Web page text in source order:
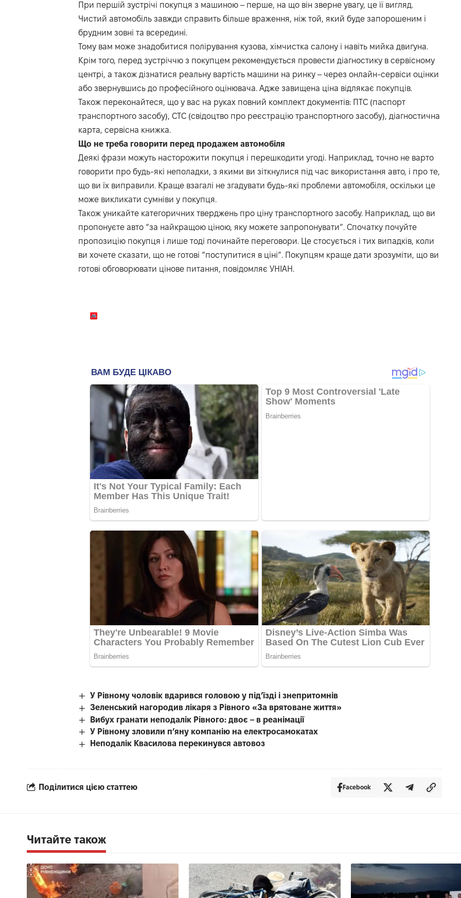
При першій зустрічі покупця з машиною – перше, на що він зверне увагу, це її вигляд.
Чистий автомобіль завжди справить більше враження, ніж той, який буде запорошеним і
брудним зовні та всередині.
Тому вам може знадобитися полірування кузова, хімчистка салону і навіть мийка двигуна.
Крім того, перед зустріччю з покупцем рекомендується провести діагностику в сервісному
центрі, а також дізнатися реальну вартість машини на ринку – через онлайн-сервіси оцінки
або звернувшись до професійного оцінювача. Адже завищена ціна відлякає покупців.
Також переконайтеся, що у вас на руках повний комплект документів: ПТС (паспорт
транспортного засобу), СТС (свідоцтво про реєстрацію транспортного засобу), діагностична
карта, сервісна книжка.
Що не треба говорити перед продажем автомобіля
Деякі фрази можуть насторожити покупця і перешкодити угоді. Наприклад, точно не варто
говорити про будь-які неполадки, з якими ви зіткнулися під час використання авто, і про те,
що ви їх виправили. Краще взагалі не згадувати будь-які проблеми автомобіля, оскільки це
може викликати сумніви у покупця.
Також уникайте категоричних тверджень про ціну транспортного засобу. Наприклад, що ви
пропонуєте авто “за найкращою ціною, яку можете запропонувати”. Спочатку почуйте
пропозицію покупця і лише тоді починайте переговори. Це стосується і тих випадків, коли
ви хочете сказати, що не готові “поступитися в ціні”. Покупцям краще дати зрозуміти, що ви
готові обговорювати цінове питання, повідомляє УНІАН.
У Рівному чоловік вдарився головою у під’їзді і знепритомнів
Зеленський нагородив лікаря з Рівного «За врятоване життя»
Вибух гранати неподалік Рівного: двоє – в реанімації
У Рівному зловили п’яну компанію на електросамокатах
Неподалік Квасилова перекинувся автовоз
Поділитися цією статтею Facebook
Читайте також